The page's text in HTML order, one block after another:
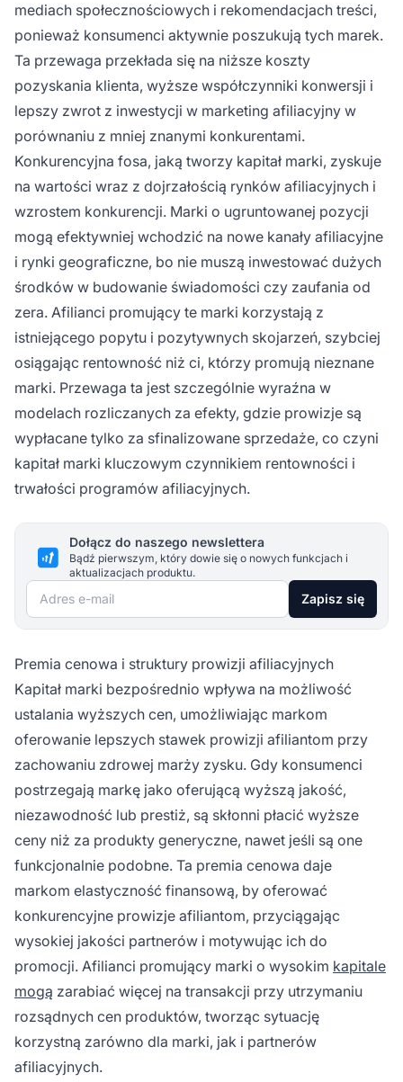
mediach społecznościowych i rekomendacjach treści,
ponieważ konsumenci aktywnie poszukują tych marek.
Ta przewaga przekłada się na niższe koszty
pozyskania klienta, wyższe współczynniki konwersji i
lepszy zwrot z inwestycji w marketing afiliacyjny w
porównaniu z mniej znanymi konkurentami.
Konkurencyjna fosa, jaką tworzy kapitał marki, zyskuje
na wartości wraz z dojrzałością rynków afiliacyjnych i
wzrostem konkurencji. Marki o ugruntowanej pozycji
mogą efektywniej wchodzić na nowe kanały afiliacyjne
i rynki geograficzne, bo nie muszą inwestować dużych
środków w budowanie świadomości czy zaufania od
zera. Afilianci promujący te marki korzystają z
istniejącego popytu i pozytywnych skojarzeń, szybciej
osiągając rentowność niż ci, którzy promują nieznane
marki. Przewaga ta jest szczególnie wyraźna w
modelach rozliczanych za efekty, gdzie prowizje są
wypłacane tylko za sfinalizowane sprzedaże, co czyni
kapitał marki kluczowym czynnikiem rentowności i
trwałości programów afiliacyjnych.
Dołącz do naszego newslettera
Bądź pierwszym, który dowie się o nowych funkcjach i
aktualizacjach produktu.
Adres e-mail Zapisz się
Premia cenowa i struktury prowizji afiliacyjnych
Kapitał marki bezpośrednio wpływa na możliwość
ustalania wyższych cen, umożliwiając markom
oferowanie lepszych stawek prowizji afiliantom przy
zachowaniu zdrowej marży zysku. Gdy konsumenci
postrzegają markę jako oferującą wyższą jakość,
niezawodność lub prestiż, są skłonni płacić wyższe
ceny niż za produkty generyczne, nawet jeśli są one
funkcjonalnie podobne. Ta premia cenowa daje
markom elastyczność finansową, by oferować
konkurencyjne prowizje afiliantom, przyciągając
wysokiej jakości partnerów i motywując ich do
promocji. Afilianci promujący marki o wysokim kapitale
mogą zarabiać więcej na transakcji przy utrzymaniu
rozsądnych cen produktów, tworząc sytuację
korzystną zarówno dla marki, jak i partnerów
afiliacyjnych.